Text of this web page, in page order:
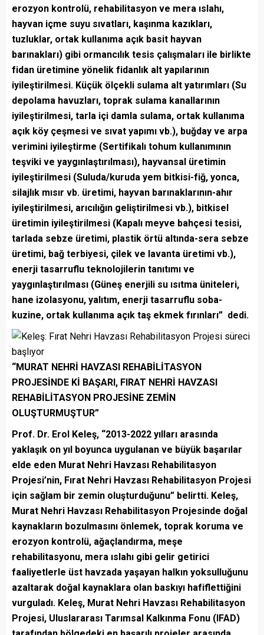
erozyon kontrolü, rehabilitasyon ve mera ıslahı,
hayvan içme suyu sıvatları, kaşınma kazıkları,
tuzluklar, ortak kullanıma açık basit hayvan
barınakları) gibi ormancılık tesis çalışmaları ile birlikte
fidan üretimine yönelik fidanlık alt yapılarının
iyileştirilmesi. Küçük ölçekli sulama alt yatırımları (Su
depolama havuzları, toprak sulama kanallarının
iyileştirilmesi, tarla içi damla sulama, ortak kullanıma
açık köy çeşmesi ve sıvat yapımı vb.), buğday ve arpa
verimini iyileştirme (Sertifikalı tohum kullanımının
teşviki ve yaygınlaştırılması), hayvansal üretimin
iyileştirilmesi (Suluda/kuruda yem bitkisi-fiğ, yonca,
silajlık mısır vb. üretimi, hayvan barınaklarının-ahır
iyileştirilmesi, arıcılığın geliştirilmesi vb.), bitkisel
üretimin iyileştirilmesi (Kapalı meyve bahçesi tesisi,
tarlada sebze üretimi, plastik örtü altında-sera sebze
üretimi, bağ terbiyesi, çilek ve lavanta üretimi vb.),
enerji tasarruflu teknolojilerin tanıtımı ve
yaygınlaştırılması (Güneş enerjili su ısıtma üniteleri,
hane izolasyonu, yalıtım, enerji tasarruflu soba-
kuzine, ortak kullanıma açık taş ekmek fırınları” dedi.
“MURAT NEHRİ HAVZASI REHABİLİTASYON
PROJESİNDE Kİ BAŞARI, FIRAT NEHRİ HAVZASI
REHABİLİTASYON PROJESİNE ZEMİN
OLUŞTURMUŞTUR”
Prof. Dr. Erol Keleş, “2013-2022 yılları arasında
yaklaşık on yıl boyunca uygulanan ve büyük başarılar
elde eden Murat Nehri Havzası Rehabilitasyon
Projesi’nin, Fırat Nehri Havzası Rehabilitasyon Projesi
için sağlam bir zemin oluşturduğunu” belirtti. Keleş,
Murat Nehri Havzası Rehabilitasyon Projesinde doğal
kaynakların bozulmasını önlemek, toprak koruma ve
erozyon kontrolü, ağaçlandırma, meşe
rehabilitasyonu, mera ıslahı gibi gelir getirici
faaliyetlerle üst havzada yaşayan halkın yoksulluğunu
azaltarak doğal kaynaklara olan baskıyı hafiflettiğini
vurguladı. Keleş, Murat Nehri Havzası Rehabilitasyon
Projesi, Uluslararası Tarımsal Kalkınma Fonu (IFAD)